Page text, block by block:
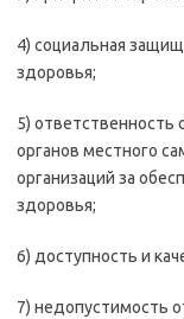
4) социальная
здоровья;
5) ответственность
органов местного
организаций за
здоровья;
6) доступность и
7) недопустимость